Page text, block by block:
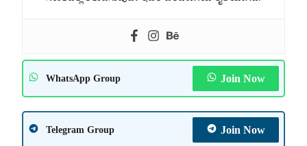
WhatsApp Group Join Now
Telegram Group Join Now